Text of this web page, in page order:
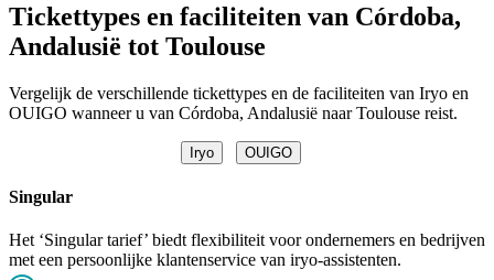
Tickettypes en faciliteiten van Córdoba,
Andalusië tot Toulouse
Vergelijk de verschillende tickettypes en de faciliteiten van Iryo en
OUIGO wanneer u van Córdoba, Andalusië naar Toulouse reist.
Iryo OUIGO
Singular
Het ‘Singular tarief’ biedt flexibiliteit voor ondernemers en bedrijven
met een persoonlijke klantenservice van iryo-assistenten.